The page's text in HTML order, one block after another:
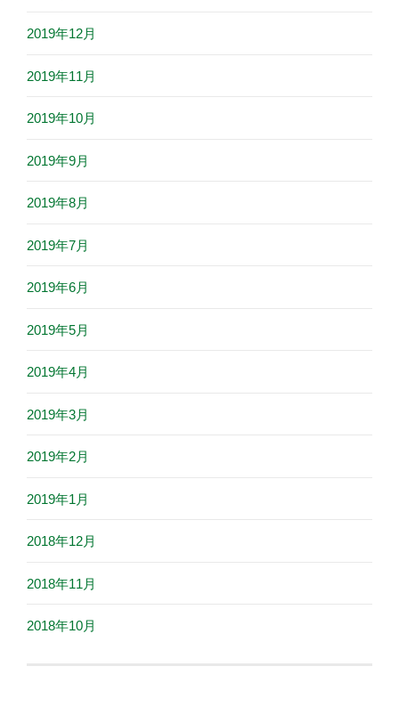
2019年12月
2019年11月
2019年10月
2019年9月
2019年8月
2019年7月
2019年6月
2019年5月
2019年4月
2019年3月
2019年2月
2019年1月
2018年12月
2018年11月
2018年10月